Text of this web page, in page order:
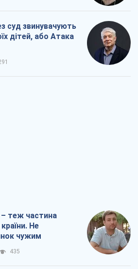
суд звинувачують
дітей, або Атака
– теж частина
Не
чужим
435